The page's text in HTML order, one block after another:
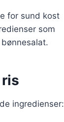
for sund kost
som
ingredienser: